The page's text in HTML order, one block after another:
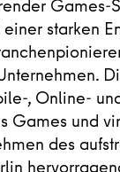
Games-
starken
, Online-
Games und
des